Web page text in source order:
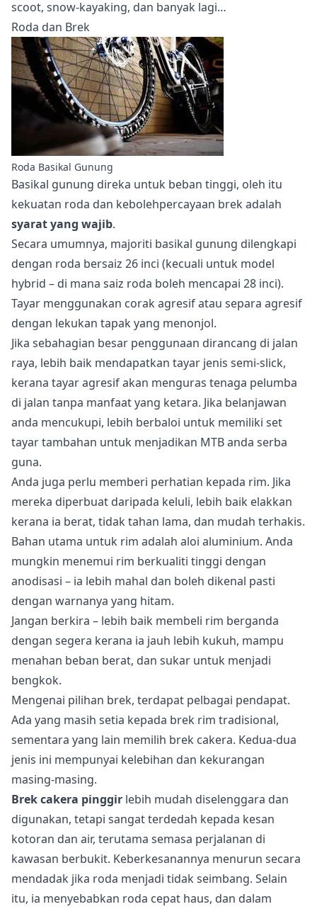
scoot, snow-kayaking, dan banyak lagi…
Roda dan Brek
Roda Basikal Gunung
Basikal gunung direka untuk beban tinggi, oleh itu
kekuatan roda dan kebolehpercayaan brek adalah
syarat yang wajib.
Secara umumnya, majoriti basikal gunung dilengkapi
dengan roda bersaiz 26 inci (kecuali untuk model
hybrid – di mana saiz roda boleh mencapai 28 inci).
Tayar menggunakan corak agresif atau separa agresif
dengan lekukan tapak yang menonjol.
Jika sebahagian besar penggunaan dirancang di jalan
raya, lebih baik mendapatkan tayar jenis semi-slick,
kerana tayar agresif akan menguras tenaga pelumba
di jalan tanpa manfaat yang ketara. Jika belanjawan
anda mencukupi, lebih berbaloi untuk memiliki set
tayar tambahan untuk menjadikan MTB anda serba
guna.
Anda juga perlu memberi perhatian kepada rim. Jika
mereka diperbuat daripada keluli, lebih baik elakkan
kerana ia berat, tidak tahan lama, dan mudah terhakis.
Bahan utama untuk rim adalah aloi aluminium. Anda
mungkin menemui rim berkualiti tinggi dengan
anodisasi – ia lebih mahal dan boleh dikenal pasti
dengan warnanya yang hitam.
Jangan berkira – lebih baik membeli rim berganda
dengan segera kerana ia jauh lebih kukuh, mampu
menahan beban berat, dan sukar untuk menjadi
bengkok.
Mengenai pilihan brek, terdapat pelbagai pendapat.
Ada yang masih setia kepada brek rim tradisional,
sementara yang lain memilih brek cakera. Kedua-dua
jenis ini mempunyai kelebihan dan kekurangan
masing-masing.
Brek cakera pinggir lebih mudah diselenggara dan
digunakan, tetapi sangat terdedah kepada kesan
kotoran dan air, terutama semasa perjalanan di
kawasan berbukit. Keberkesanannya menurun secara
mendadak jika roda menjadi tidak seimbang. Selain
itu, ia menyebabkan roda cepat haus, dan dalam